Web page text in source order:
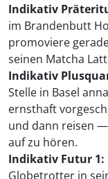
Indikativ
im Brandenbutt
promoviere
seinen Matcha
Indikativ
Stelle in Basel
ernsthaft
und dann reisen
auf zu hören.
Indikativ Futur 1:
Globetrotter in